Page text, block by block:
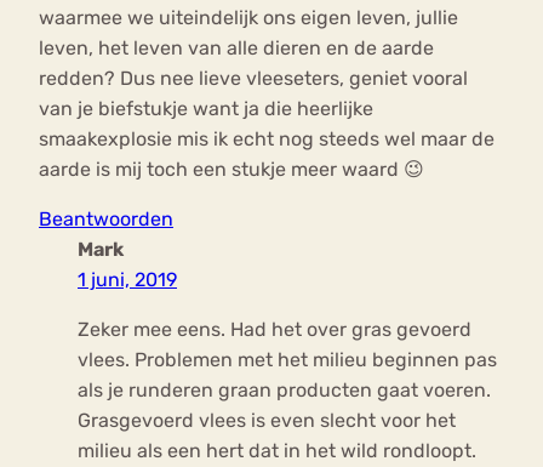
waarmee we uiteindelijk ons eigen leven, jullie
leven, het leven van alle dieren en de aarde
redden? Dus nee lieve vleeseters, geniet vooral
van je biefstukje want ja die heerlijke
smaakexplosie mis ik echt nog steeds wel maar de
aarde is mij toch een stukje meer waard 😉
Beantwoorden
Mark
1 juni, 2019
Zeker mee eens. Had het over gras gevoerd
vlees. Problemen met het milieu beginnen pas
als je runderen graan producten gaat voeren.
Grasgevoerd vlees is even slecht voor het
milieu als een hert dat in het wild rondloopt.